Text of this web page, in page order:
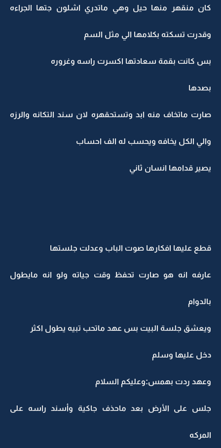
كان منقهر منها حيل وهي ماتدري اشلون جتها الجراءه
وقدرت تسكته بكلامها الي مثل السم
بس كانت بقمة سعادتها اكسرت راسه وغروره
بصدها
صارت ماتخاف منه ابد وتستحقهره لان سند التكانه والرزه
والي الكل يخافه ويحسب له الف احساب
يصير قدامها انسان ثاني
قطع عليها افكارها صوت الباب وعدلت جلستها
عارفه انه هو صارت تحفظ وقت جياته ولو انه مايطول
بالدوام
ويعشق جلسة البيت بس عهد ماتحب تبيه يطول اكثر
دخل عليها وسلم
وعهد ردت بهمس:وعليكم السلام
جلس على الأرض بعد ماحذف جاكية وأسند راسه على
المركه